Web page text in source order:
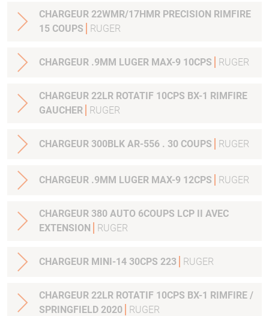
CHARGEUR 22WMR/17HMR PRECISION RIMFIRE
15 COUPS
RUGER
CHARGEUR .9MM LUGER MAX-9 10CPS RUGER
CHARGEUR 22LR ROTATIF 10CPS BX-1 RIMFIRE
GAUCHER
RUGER
CHARGEUR 300BLK AR-556 . 30 COUPS RUGER
CHARGEUR .9MM LUGER MAX-9 12CPS RUGER
CHARGEUR 380 AUTO 6COUPS LCP II AVEC
EXTENSION
RUGER
CHARGEUR MINI-14 30CPS 223 RUGER
CHARGEUR 22LR ROTATIF 10CPS BX-1 RIMFIRE /
SPRINGFIELD 2020
RUGER